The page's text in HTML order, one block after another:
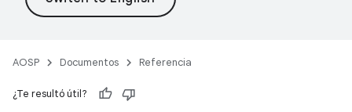
AOSP Documentos Referencia
¿Te resultó útil?